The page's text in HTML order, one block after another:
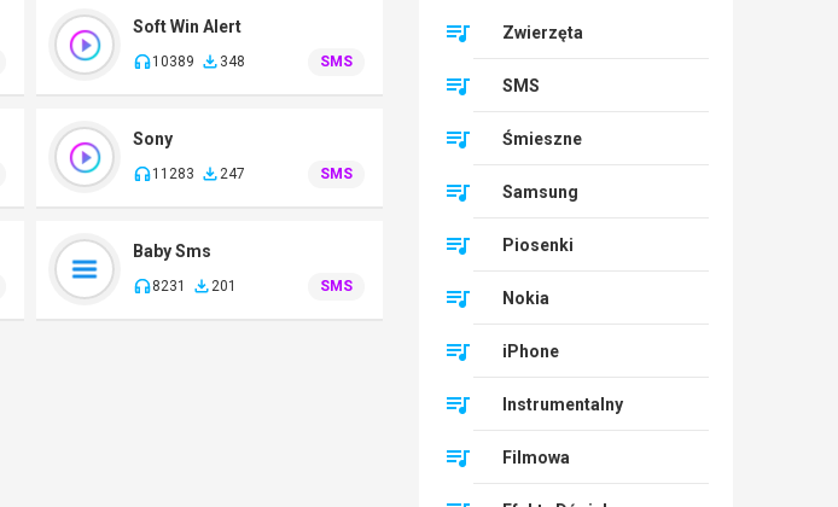
Soft Win Alert
10389 348 SMS
Sony
11283 247 SMS
Baby Sms
8231 201 SMS
Zwierzęta
SMS
Śmieszne
Samsung
Piosenki
Nokia
iPhone
Instrumentalny
Filmowa